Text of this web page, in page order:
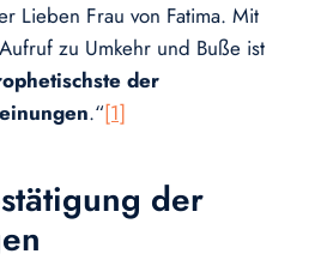
Lieben Frau von Fatima. Mit
zu Umkehr und Buße ist
der
.“[1]
der